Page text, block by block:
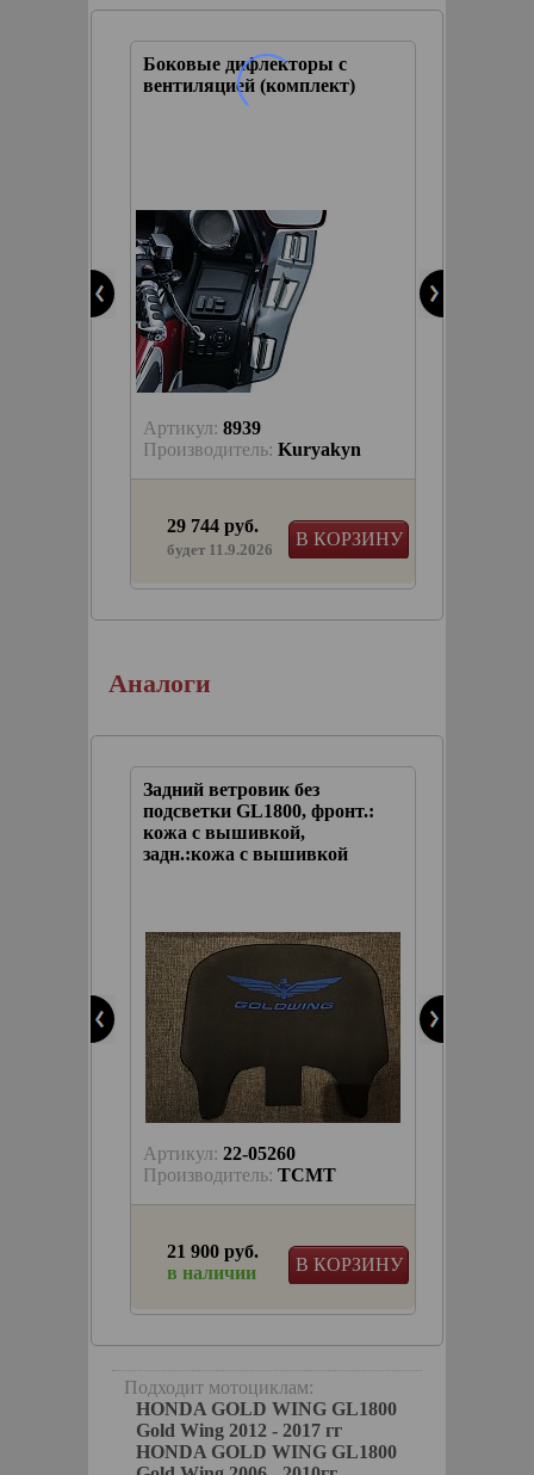
Боковые дифлекторы с
вентиляцией (комплект)
Артикул: 8939
Производитель: Kuryakyn
В КОРЗИНУ
29 744 руб.
будет 11.9.2026
Аналоги
Задний ветровик без
подсветки GL1800, фронт.:
кожа с вышивкой,
задн.:кожа с вышивкой
Артикул: 22-05260
Производитель: TCMT
В КОРЗИНУ
21 900 руб.
в наличии
Подходит мотоциклам:
HONDA GOLD WING GL1800
Gold Wing 2012 - 2017 гг
HONDA GOLD WING GL1800